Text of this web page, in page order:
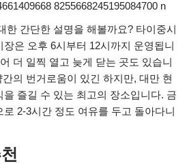
한 간단한 설명을 해볼까요? 타이중시
은 오후 6시부터 12시까지 운영됩니
더 일찍 열고 늦게 닫는 곳도 있습니
의 번거로움이 있긴 하지만, 대만 현
즐길 수 있는 최고의 장소입니다. 금
2-3시간 정도 여유를 두고 돌아다니